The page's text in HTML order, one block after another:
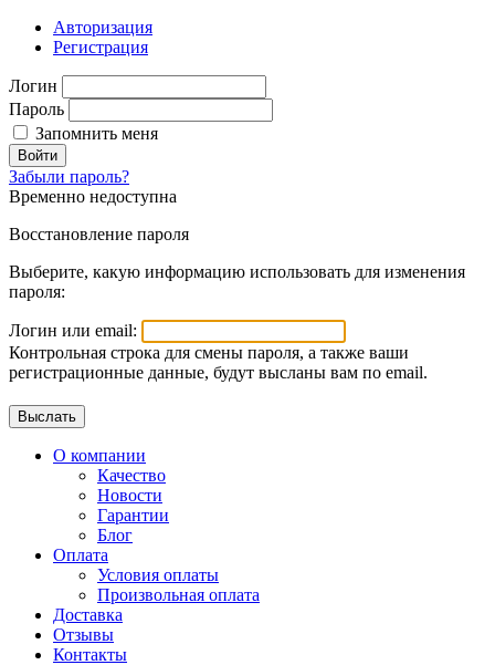
Авторизация
Регистрация
Логин
Пароль
Запомнить меня
Войти
Забыли пароль?
Временно недоступна
Восстановление пароля
Выберите, какую информацию использовать для изменения
пароля:
Логин или email:
Контрольная строка для смены пароля, а также ваши
регистрационные данные, будут высланы вам по email.
О компании
Качество
Новости
Гарантии
Блог
Оплата
Условия оплаты
Произвольная оплата
Доставка
Отзывы
Контакты